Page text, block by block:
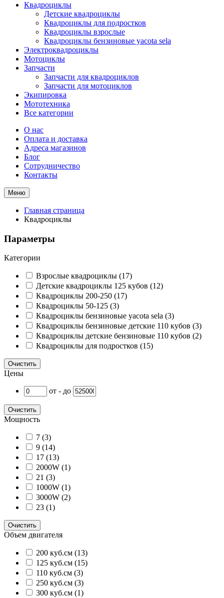
Квадроциклы
Детские квадроциклы
Квадроциклы для подростков
Квадроциклы взрослые
Квадроциклы бензиновые yacota sela
Электроквадроциклы
Мотоциклы
Запчасти
Запчасти для квадроциклов
Запчасти для мотоциклов
Экипировка
Мототехника
Все категории
О нас
Оплата и доставка
Адреса магазинов
Блог
Сотрудничество
Контакты
Меню
Главная страница
Квадроциклы
Параметры
Категории
Взрослые квадроциклы (17)
Детские квадроциклы 125 кубов (12)
Квадроциклы 200-250 (17)
Квадроциклы 50-125 (3)
Квадроциклы бензиновые yacota sela (3)
Квадроциклы бензиновые детские 110 кубов (3)
Квадроциклы детские бензиновые 110 кубов (2)
Квадроциклы для подростков (15)
Очистить
Цены
от - до
Очистить
Мощность
7 (3)
9 (14)
17 (13)
2000W (1)
21 (3)
1000W (1)
3000W (2)
23 (1)
Очистить
Объем двигателя
200 куб.см (13)
125 куб.см (15)
110 куб.см (3)
250 куб.см (3)
300 куб.см (1)